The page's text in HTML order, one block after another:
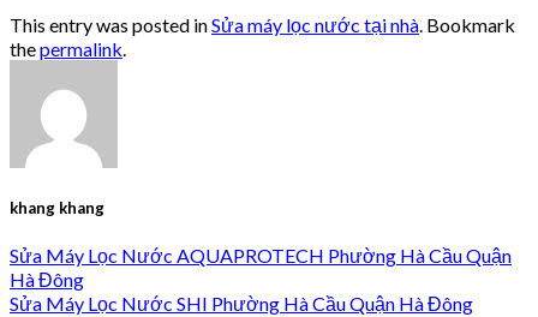
This entry was posted inSửa máy lọc nước tại nhà . Bookmark
thepermalink
khang khang
Sửa Máy Lọc Nước AQUAPROTECH Phường Hà Cầu Quận
Hà Đông
Sửa Máy Lọc Nước SHI Phường Hà Cầu Quận Hà Đông